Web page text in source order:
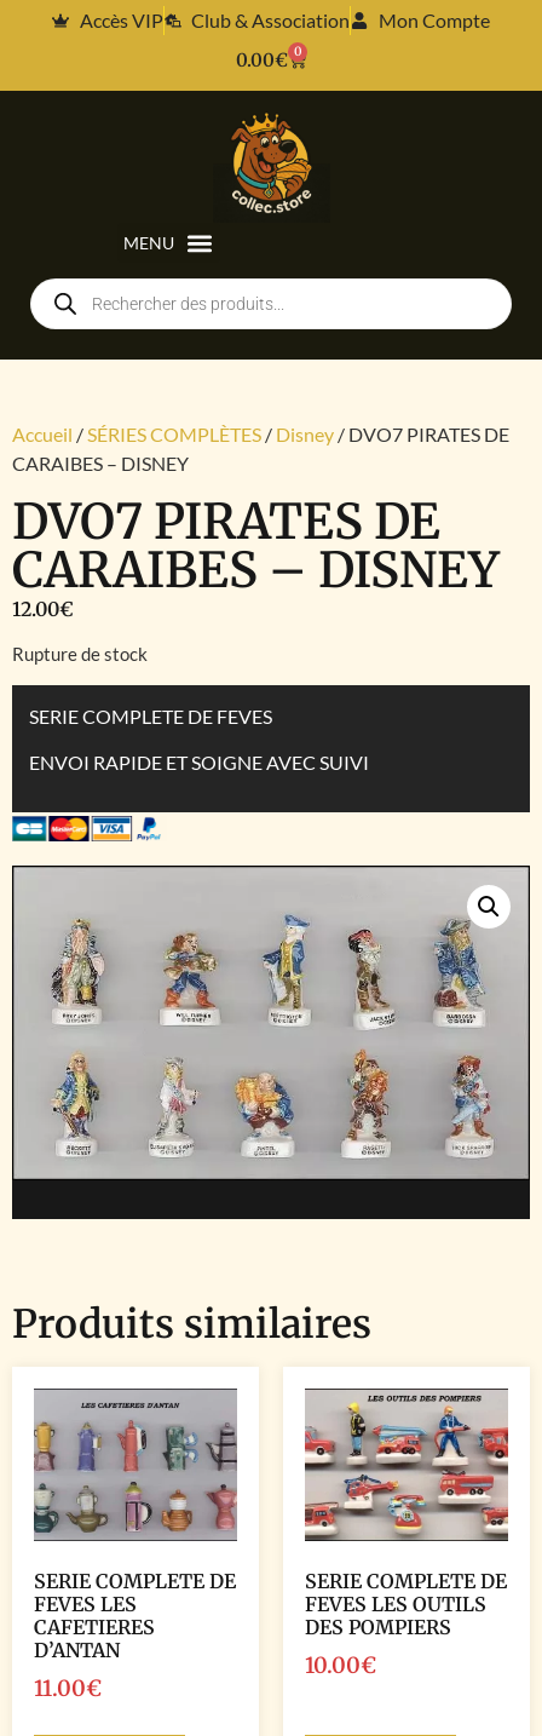
Accès VIP Club & Association
Mon Compte
0.00€ 0
Accueil /SÉRIES COMPLÈTES / Disney / DVO7 PIRATES DE
CARAIBES – DISNEY
DVO7 PIRATES DE
CARAIBES – DISNEY
12.00€
Rupture de stock
SERIE COMPLETE DE FEVES
ENVOI RAPIDE ET SOIGNE AVEC SUIVI
Produits similaires
SERIE COMPLETE DE
FEVES LES
CAFETIERES
D’ANTAN
11.00€
SERIE COMPLETE DE
FEVES LES OUTILS
DES POMPIERS
10.00€